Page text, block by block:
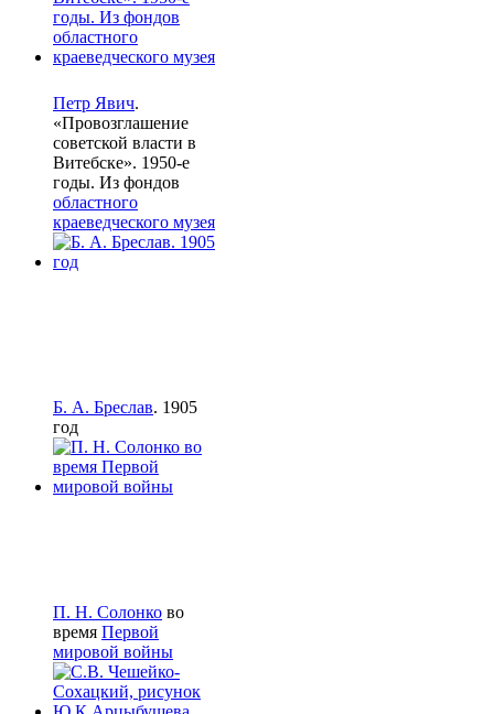
Петр Явич.
«Провозглашение
советской власти в
Витебске». 1950-е
годы. Из фондов
областного
краеведческого музея
Б. А. Бреслав. 1905
год
П. Н. Солонко во
время Первой
мировой войны